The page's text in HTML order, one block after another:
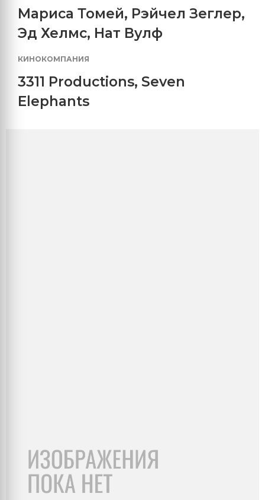
Мариса Томей, Рэйчел Зеглер,
Эд Хелмс, Нат Вулф
КИНОКОМПАНИЯ
3311 Productions, Seven
Elephants